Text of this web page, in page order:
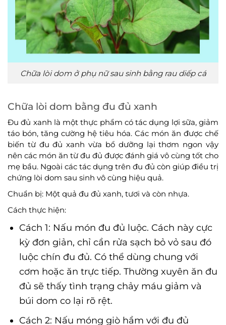
Chữa lòi dom ở phụ nữ sau sinh bằng rau diếp cá
Chữa lòi dom bằng đu đủ xanh
Đu đủ xanh là một thực phẩm có tác dụng lợi sữa, giảm
táo bón, tăng cường hệ tiêu hóa. Các món ăn được chế
biến từ đu đủ xanh vừa bổ dưỡng lại thơm ngon vậy
nên các món ăn từ đu đủ được đánh giá vô cùng tốt cho
mẹ bầu. Ngoài các tác dụng trên đu đủ còn giúp điều trị
chứng lòi dom sau sinh vô cùng hiệu quả.
Chuẩn bị: Một quả đu đủ xanh, tươi và còn nhựa.
Cách thực hiện:
Cách 1: Nấu món đu đủ luộc. Cách này cực
kỳ đơn giản, chỉ cần rửa sạch bỏ vỏ sau đó
luộc chín đu đủ. Có thể dùng chung với
cơm hoặc ăn trực tiếp. Thường xuyên ăn đu
đủ sẽ thấy tình trạng chảy máu giảm và
búi dom co lại rõ rệt.
Cách 2: Nấu móng giò hầm với đu đủ